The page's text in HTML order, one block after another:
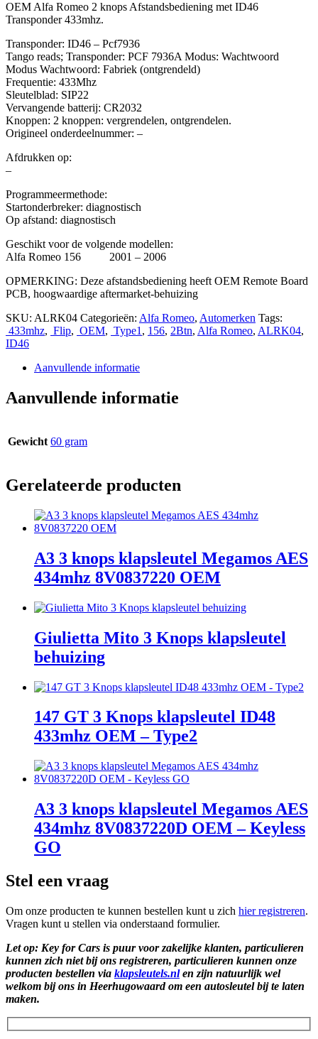
OEM Alfa Romeo 2 knops Afstandsbediening met ID46
Transponder 433mhz.
Transponder: ID46 – Pcf7936
Tango reads; Transponder: PCF 7936A Modus: Wachtwoord
Modus Wachtwoord: Fabriek (ontgrendeld)
Frequentie: 433Mhz
Sleutelblad: SIP22
Vervangende batterij: CR2032
Knoppen: 2 knoppen: vergrendelen, ontgrendelen.
Origineel onderdeelnummer: –
Afdrukken op:
–
Programmeermethode:
Startonderbreker: diagnostisch
Op afstand: diagnostisch
Geschikt voor de volgende modellen:
Alfa Romeo 156 2001 – 2006
OPMERKING: Deze afstandsbediening heeft OEM Remote Board
PCB, hoogwaardige aftermarket-behuizing
SKU: ALRK04 Categorieën: Alfa Romeo, Automerken Tags:
433mhz, Flip, OEM, Type1 , 156, 2Btn, Alfa Romeo, ALRK04,
ID46
Aanvullende informatie
Aanvullende informatie
Gewicht 60 gram
Gerelateerde producten
A3 3 knops klapsleutel Megamos AES
434mhz 8V0837220 OEM
Giulietta Mito 3 Knops klapsleutel
behuizing
147 GT 3 Knops klapsleutel ID48
433mhz OEM – Type2
A3 3 knops klapsleutel Megamos AES
434mhz 8V0837220D OEM – Keyless
GO
Stel een vraag
Om onze producten te kunnen bestellen kunt u zich hier registreren.
Vragen kunt u stellen via onderstaand formulier.
Let op: Key for Cars is puur voor zakelijke klanten, particulieren
kunnen zich niet bij ons registreren, particulieren kunnen onze
producten bestellen via klapsleutels.nlen zijn natuurlijk wel
welkom bij ons in Heerhugowaard om een autosleutel bij te laten
maken.